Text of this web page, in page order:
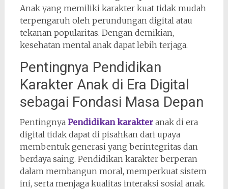
Anak yang memiliki karakter kuat tidak mudah
terpengaruh oleh perundungan digital atau
tekanan popularitas. Dengan demikian,
kesehatan mental anak dapat lebih terjaga.
Pentingnya Pendidikan
Karakter Anak di Era Digital
sebagai Fondasi Masa Depan
Pentingnya Pendidikan karakteranak di era
digital tidak dapat di pisahkan dari upaya
membentuk generasi yang berintegritas dan
berdaya saing. Pendidikan karakter berperan
dalam membangun moral, memperkuat sistem
ini, serta menjaga kualitas interaksi sosial anak.